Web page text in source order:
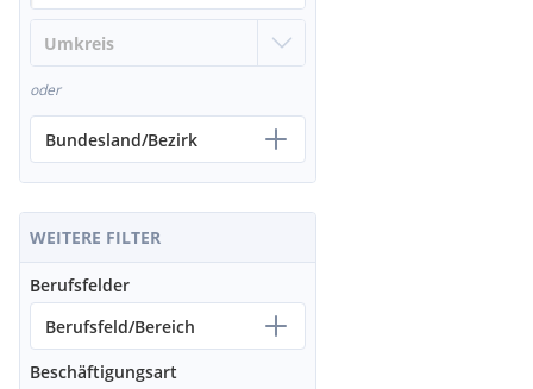
oder
Bundesland/Bezirk
WEITERE FILTER
Berufsfelder
Berufsfeld/Bereich
Beschäftigungsart